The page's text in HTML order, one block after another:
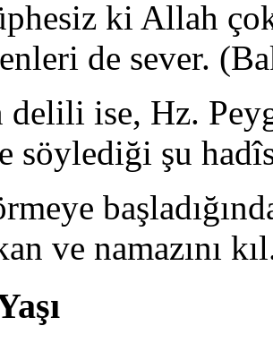
ki Allah
de sever.
delili ise, Hz.
söy­lediği şu
ve namazını